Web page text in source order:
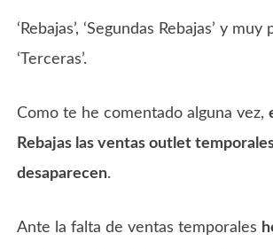
‘Rebajas’, ‘Segundas Rebajas’ y
‘Terceras’.
Como te he comentado alguna vez,
Rebajas las ventas outlet
desaparecen.
Ante la falta de ventas temporales